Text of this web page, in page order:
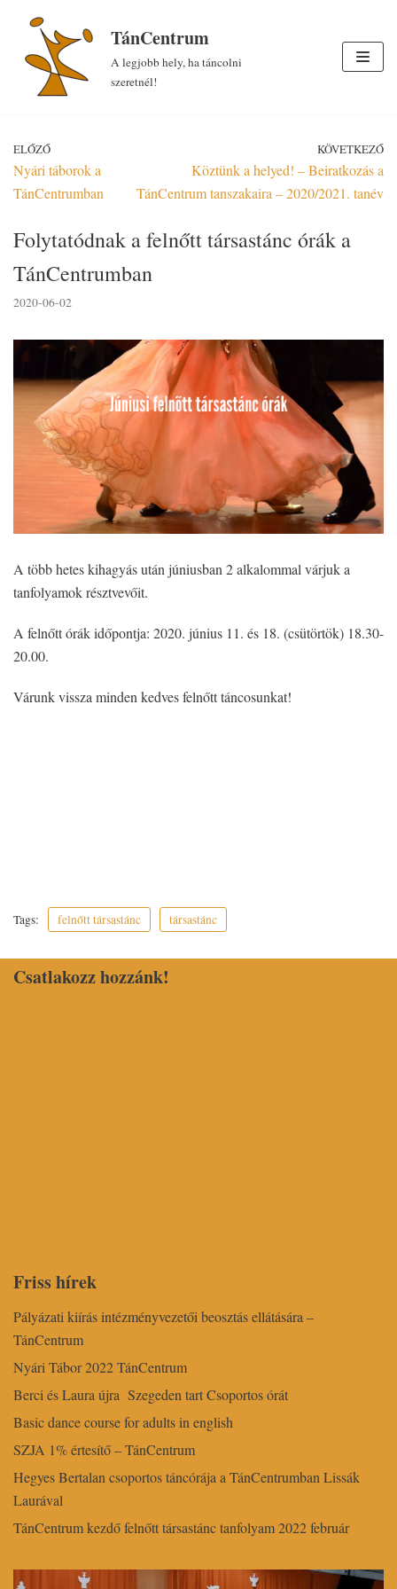
Skip
content
TánCentrum
A legjobb hely, ha táncolni
szeretnél!
ELŐZŐ
Nyári táborok a
TánCentrumban
KÖVETKEZŐ
Köztünk a helyed! – Beiratkozás a
TánCentrum tanszakaira – 2020/2021. tanév
Folytatódnak a felnőtt társastánc órák a
TánCentrumban
2020-06-02
A több hetes kihagyás után júniusban 2 alkalommal várjuk a
tanfolyamok résztvevőit.
A felnőtt órák időpontja: 2020. június 11. és 18. (csütörtök) 18.30-
20.00.
Várunk vissza minden kedves felnőtt táncosunkat!
Tags: felnőtt társastánc társastánc
Csatlakozz hozzánk!
Friss hírek
Pályázati kiírás intézményvezetői beosztás ellátására –
TánCentrum
Nyári Tábor 2022 TánCentrum
Berci és Laura újra Szegeden tart Csoportos órát
Basic dance course for adults in english
SZJA 1% értesítő – TánCentrum
Hegyes Bertalan csoportos táncórája a TánCentrumban Lissák
Laurával
TánCentrum kezdő felnőtt társastánc tanfolyam 2022 február